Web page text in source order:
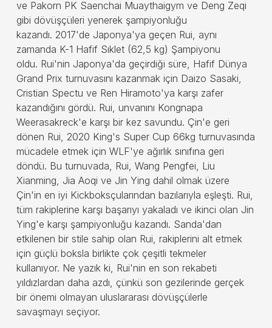
ve Pakorn PK Saenchai Muaythaigym ve Deng Zeqi
gibi dövüşçüleri yenerek şampiyonluğu
kazandı. 2017'de Japonya'ya geçen Rui, aynı
zamanda K-1 Hafif Sıklet (62,5 kg) Şampiyonu
oldu. Rui'nin Japonya'da geçirdiği süre, Hafif Dünya
Grand Prix turnuvasını kazanmak için Daizo Sasaki,
Cristian Spectu ve Ren Hiramoto'ya karşı zafer
kazandığını gördü. Rui, unvanını Kongnapa
Weerasakreck'e karşı bir kez savundu. Çin'e geri
dönen Rui, 2020 King's Super Cup 66kg turnuvasında
mücadele etmek için WLF'ye ağırlık sınıfına geri
döndü. Bu turnuvada, Rui, Wang Pengfei, Liu
Xianming, Jia Aoqi ve Jin Ying dahil olmak üzere
Çin'in en iyi Kickboksçularından bazılarıyla eşleşti. Rui,
tüm rakiplerine karşı başarıyı yakaladı ve ikinci olan Jin
Ying'e karşı şampiyonluğu kazandı. Sanda'dan
etkilenen bir stile sahip olan Rui, rakiplerini alt etmek
için güçlü boksla birlikte çok çeşitli tekmeler
kullanıyor. Ne yazık ki, Rui'nin en son rekabeti
yıldızlardan daha azdı, çünkü son gezilerinde gerçek
bir önemi olmayan uluslararası dövüşçülerle
savaşmayı seçiyor.